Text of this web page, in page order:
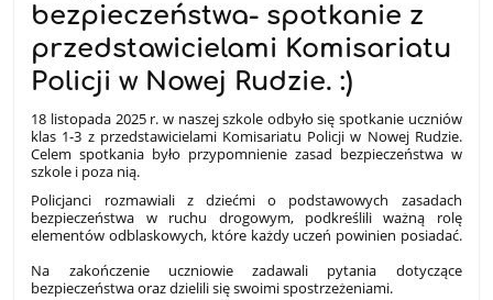
bezpieczeństwa- spotkanie z
przedstawicielami Komisariatu
Policji w Nowej Rudzie. :)
18 listopada 2025 r. w naszej szkole odbyło się spotkanie uczniów
klas 1-3 z przedstawicielami Komisariatu Policji w Nowej Rudzie.
Celem spotkania było przypomnienie zasad bezpieczeństwa w
szkole i poza nią.
Policjanci rozmawiali z dziećmi o podstawowych zasadach
bezpieczeństwa w ruchu drogowym, podkreślili ważną rolę
elementów odblaskowych, które każdy uczeń powinien posiadać.
Na zakończenie uczniowie zadawali pytania dotyczące
bezpieczeństwa oraz dzielili się swoimi spostrzeżeniami.